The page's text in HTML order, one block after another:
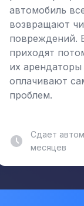
автомобиль
возвращают
повреждений.
приходят
их арендаторы
оплачивают
проблем.
Сдает
месяцев